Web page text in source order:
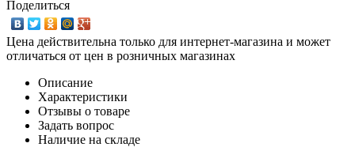
Поделиться
Цена действительна только для интернет-магазина и может
отличаться от цен в розничных магазинах
Описание
Характеристики
Отзывы о товаре
Задать вопрос
Наличие на складе